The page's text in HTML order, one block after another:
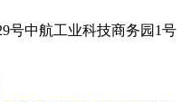
号中航工业科技商务园1号